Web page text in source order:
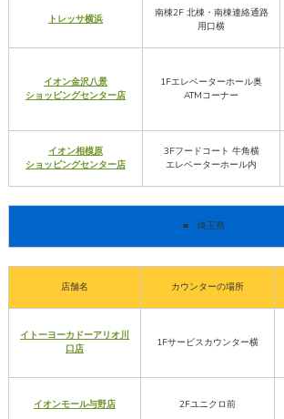
トレッサ横浜
南棟2F 北棟・南棟連絡通路
用口横
イオン金沢八景
ショッピングセンター店
1Fエレベーターホール奥
ATMコーナー
イオン相模原
ショッピングセンター店
3Fフードコート 牛角横
エレベーターホール内
■ 埼玉県
店舗名 カウンターの場所
イトーヨーカドーアリオ川
口店
1Fサービスカウンター横
イオンモール与野店 2Fユニクロ前